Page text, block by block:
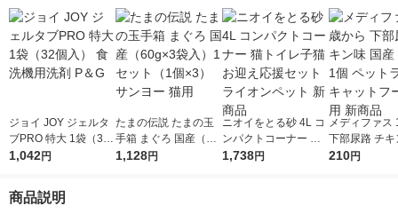
ジョイ JOY ジェルタ
ブPRO 特大 1袋（32
個入） 食洗機用洗剤
1,042円
たまの伝説 たまの玉
手箱 まぐろ 国産（60
g×3袋入）1セット（1
1,128円
ニオイをとる砂 4L コ
ンパクトコーナー 猫
トイレ子猫お迎え応援
1,738円
メディファス
下部尿路 チキ
産 150g 1個
210円
商品説明